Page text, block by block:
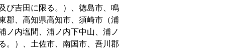
び吉田に限る。）、徳島市、鳴
郡、高知県高知市、須崎市（浦
ノ内塩間、浦ノ内下中山、浦ノ
。）、土佐市、南国市、吾川郡